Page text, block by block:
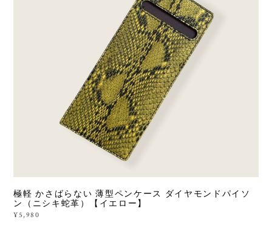
極軽 かさばらない 薄型ペンケース ダイヤモンドパイソ
ン（ニシキ蛇革）【イエロー】
¥5,980